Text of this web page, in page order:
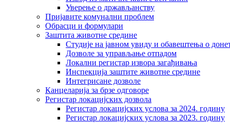
Уверење о држављанству
Пријавите комунални проблем
Обрасци и формулари
Заштита животне средине
Студије на јавном увиду и обавештења о
Дозволе за управљање отпадом
Локални регистар извора загађивања
Инспекција заштите животне средине
Интегрисане дозволе
Канцеларија за брзе одговоре
Регистар локацијских дозвола
Регистар локацијских услова за 2024. годину
Регистар локацијских услова за 2023. годину